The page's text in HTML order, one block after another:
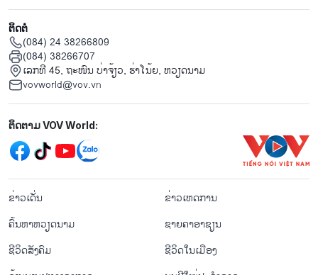
ຕິດຕໍ່
(084) 24 38266809
(084) 38266707
ເລກທີ 45, ຖະໜົນ ບ່າ​ຈ້ຽວ, ຮ່າ​ໂນ້ຍ, ຫວຽດນາມ
vovworld@vov.vn
Mạng xã hội
ຕິດຕາມ VOV World:
menu footer tiếng Lào
ຂ່າວເດັ່ນ
ຂ່າວເຫດການ
ຄົ້ນຫາຫວຽດນາມ
ຊາຍຄາອາຊຽນ
ຊີ​ວິດ​ສັງ​ຄົມ
ຊີ​ວິດ​ໃນ​ເມືອງ